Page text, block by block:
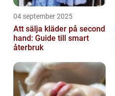
04 september 2025
Att sälja kläder på second
hand: Guide till smart
återbruk